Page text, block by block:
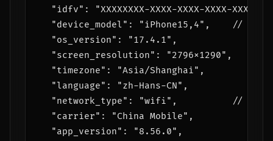
"idfv": "XXXXXXXX-XXXX-XXXX-XXXX-
"device_model": "iPhone15,4",    //
  "os_version": "17.4.1",
  "screen_resolution": "2796x1290",
  "timezone": "Asia/Shanghai",
  "language": "zh-Hans-CN",
"network_type": "wifi",          //
  "carrier": "China Mobile",
  "app_version": "8.56.0",